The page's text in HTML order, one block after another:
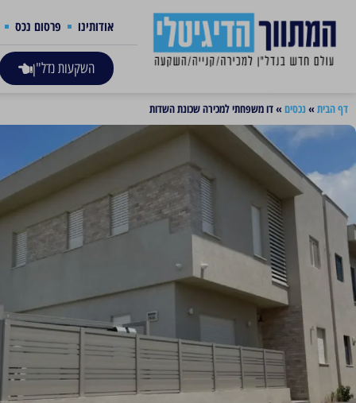
אודותינו פרסום נכס
השקעות נדל"ן
דף הבית »נכסים »דו משפחתי למכירה שכונת השדות